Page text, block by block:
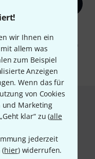
wir Ihnen ein
allem was
zum Beispiel
Anzeigen
Wenn das für
von Cookies
und Marketing
klar“ zu (alle
jederzeit
(hier) widerrufen.
dem Erhalt von E-Mail-
zu. Die
finden Sie in
.